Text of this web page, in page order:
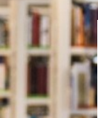
n
t
e
n
i
d